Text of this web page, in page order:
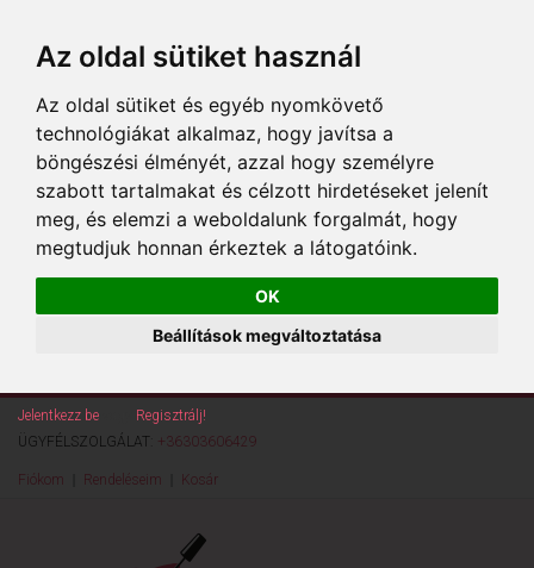
Az oldal sütiket használ
Az oldal sütiket és egyéb nyomkövető
technológiákat alkalmaz, hogy javítsa a
böngészési élményét, azzal hogy személyre
szabott tartalmakat és célzott hirdetéseket jelenít
meg, és elemzi a weboldalunk forgalmát, hogy
megtudjuk honnan érkeztek a látogatóink.
OK
Beállítások megváltoztatása
Jelentkezz be
Regisztrálj!
ÜGYFÉLSZOLGÁLAT: +36303606429
Fiókom Rendeléseim Kosár